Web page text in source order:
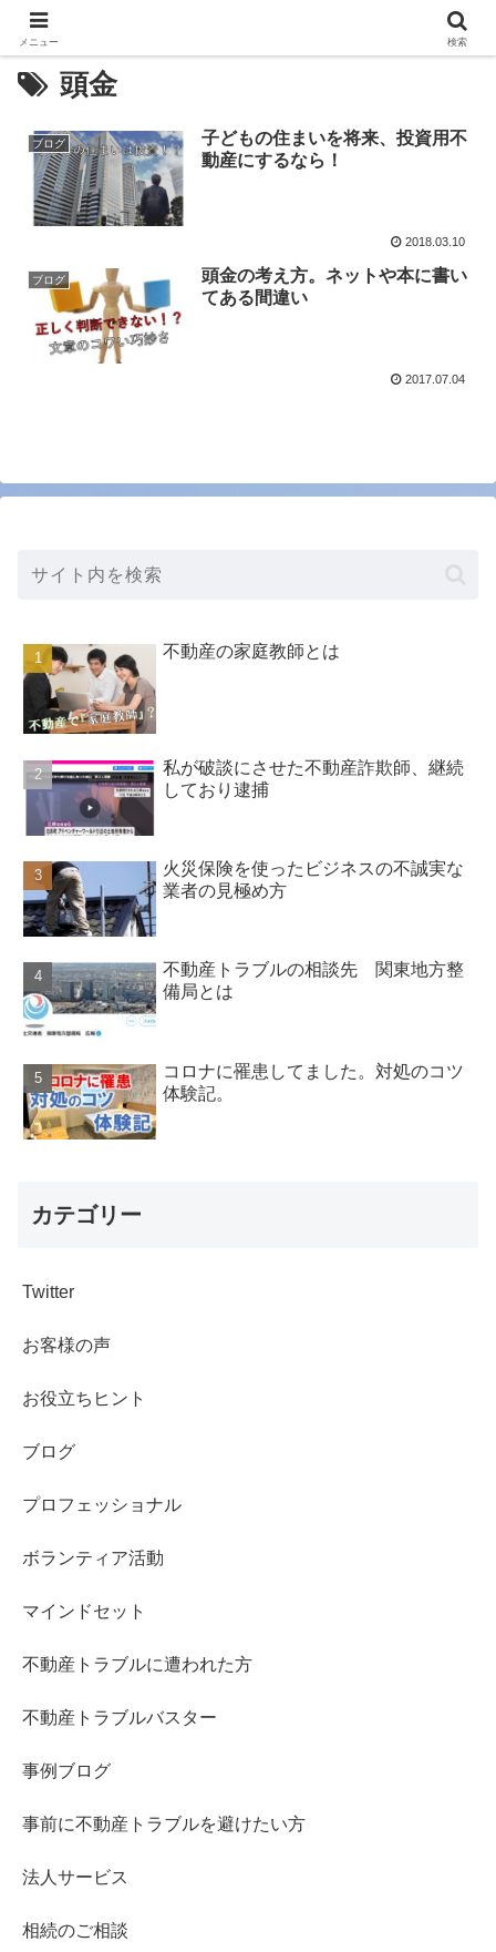
頭金
ブログ
子どもの住まいを将来、投資用不
動産にするなら！
2018.03.10
ブログ
頭金の考え方。ネットや本に書い
てある間違い
2017.07.04
不動産の家庭教師とは
私が破談にさせた不動産詐欺師、継続
しており逮捕
火災保険を使ったビジネスの不誠実な
業者の見極め方
不動産トラブルの相談先 関東地方整
備局とは
コロナに罹患してました。対処のコツ
体験記。
カテゴリー
Twitter
お客様の声
お役立ちヒント
ブログ
プロフェッショナル
ボランティア活動
マインドセット
不動産トラブルに遭われた方
不動産トラブルバスター
事例ブログ
事前に不動産トラブルを避けたい方
法人サービス
相続のご相談
メニュー 検索